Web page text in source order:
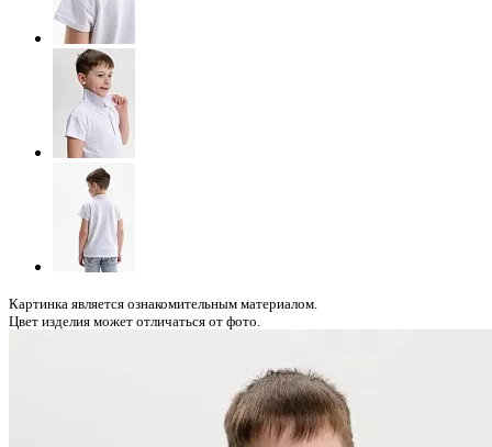
Картинка является ознакомительным материалом.
Цвет изделия может отличаться от фото.